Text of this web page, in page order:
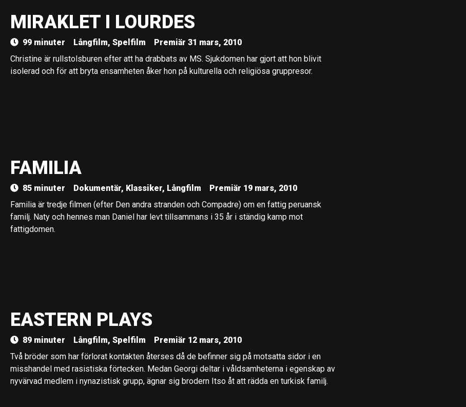
MIRAKLET I LOURDES
99 minuter Långfilm, Spelfilm
Premiär 31 mars, 2010
Christine är rullstolsburen efter att ha drabbats av MS. Sjukdomen har gjort att hon blivit
isolerad och för att bryta ensamheten åker hon på kulturella och religiösa gruppresor.
FAMILIA
85 minuter Dokumentär, Klassiker, Långfilm
Premiär 19 mars, 2010
Familia är tredje filmen (efter Den andra stranden och Compadre) om en fattig peruansk
familj. Naty och hennes man Daniel har levt tillsammans i 35 år i ständig kamp mot
fattigdomen.
EASTERN PLAYS
89 minuter Långfilm, Spelfilm
Premiär 12 mars, 2010
Två bröder som har förlorat kontakten återses då de befinner sig på motsatta sidor i en
misshandel med rasistiska förtecken. Medan Georgi deltar i våldsamheterna i egenskap av
nyvärvad medlem i nynazistisk grupp, ägnar sig brodern Itso åt att rädda en turkisk familj.